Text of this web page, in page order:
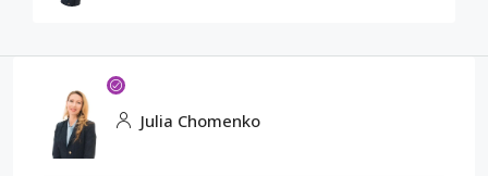
Julia Chomenko